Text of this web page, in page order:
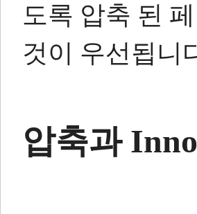
도록 압축 된
것이 우선됩니
압축과